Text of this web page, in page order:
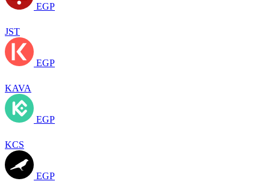
EGP
JST
EGP
KAVA
EGP
KCS
EGP